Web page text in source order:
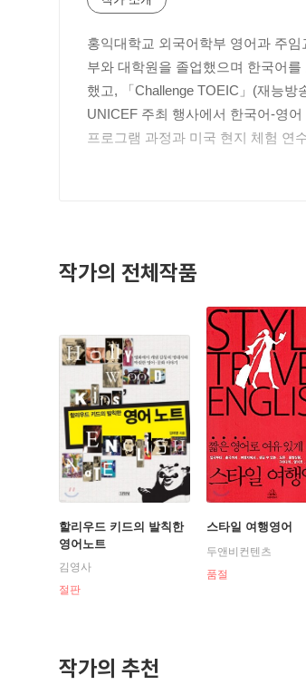
홍익대학교 외국어학부 영어과 주
부와 대학원을 졸업했으며 한국어
했고, 「Challenge TOEIC」(재능
UNICEF 주최 행사에서 한국어-영
프로그램 과정과 미국 현지 체험 연
강의하는 시간과 책 읽는 시간을 매
하게 전달되는 저자의 여행 경험과
영화를 매우 좋아하는 저자는 톰
등 배우들의 영어 인터뷰를 진행했
번역했다. 그리고 주요 일간지와 월
했으며 현재는 더 많은 독자들과 만
작가의 전체작품
할리우드 키드의 발칙한
영어노트
김영사
절판
스타일 여행영어
두앤비컨텐츠
품절
작가의 추천